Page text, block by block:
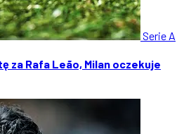
Serie A
za Rafa Leão, Milan oczekuje